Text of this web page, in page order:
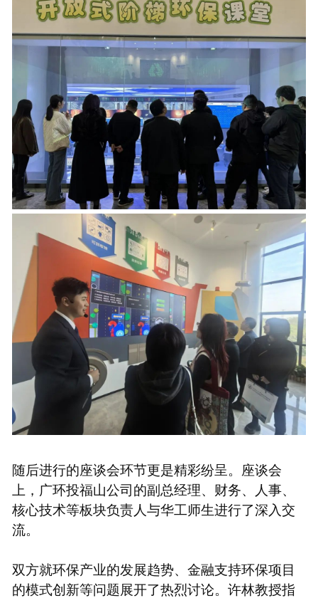
随后进行的座谈会环节更是精彩纷呈。座谈会
上，广环投福山公司的副总经理、财务、人事、
核心技术等板块负责人与华工师生进行了深入交
流。
双方就环保产业的发展趋势、金融支持环保项目
的模式创新等问题展开了热烈讨论。许林教授指